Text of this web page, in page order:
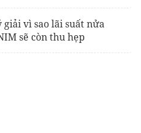
giải vì sao lãi suất nửa
sẽ còn thu hẹp